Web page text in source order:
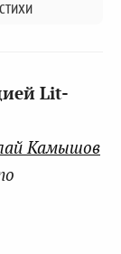
стихи
Lit-
Камышов